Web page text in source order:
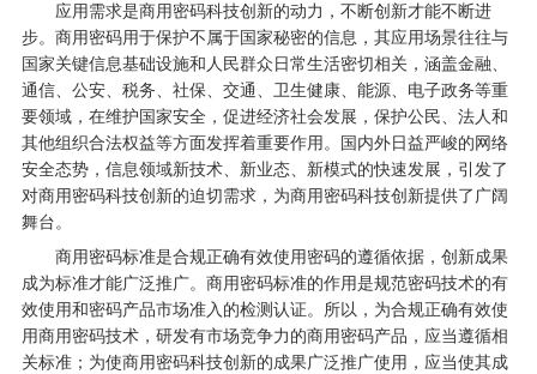
应用需求是商用密码科技创新的动力，不断创新才能不断进
步。商用密码用于保护不属于国家秘密的信息，其应用场景往往与
国家关键信息基础设施和人民群众日常生活密切相关，涵盖金融、
通信、公安、税务、社保、交通、卫生健康、能源、电子政务等重
要领域，在维护国家安全，促进经济社会发展，保护公民、法人和
其他组织合法权益等方面发挥着重要作用。国内外日益严峻的网络
安全态势，信息领域新技术、新业态、新模式的快速发展，引发了
对商用密码科技创新的迫切需求，为商用密码科技创新提供了广阔
舞台。
商用密码标准是合规正确有效使用密码的遵循依据，创新成果
成为标准才能广泛推广。商用密码标准的作用是规范密码技术的有
效使用和密码产品市场准入的检测认证。所以，为合规正确有效使
用商用密码技术，研发有市场竞争力的商用密码产品，应当遵循相
关标准；为使商用密码科技创新的成果广泛推广使用，应当使其成